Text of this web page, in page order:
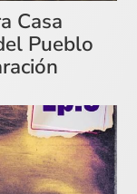
Casa
Pueblo